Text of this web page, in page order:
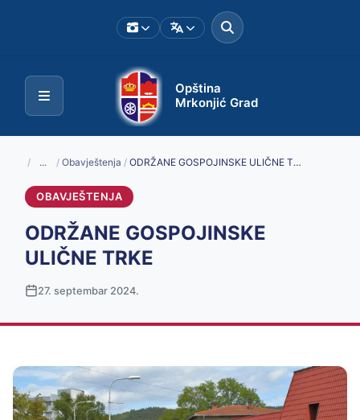
Opština
Mrkonjić Grad
/ ... / Obavještenja / ODRŽANE GOSPOJINSKE ULIČNE TRKE
OBAVJEŠTENJA
ODRŽANE GOSPOJINSKE
ULIČNE TRKE
27. septembar 2024.